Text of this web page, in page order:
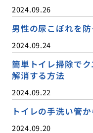
2024.09.26
男性の尿こぼれを
2024.09.24
簡単トイレ掃除で
解消する方法
2024.09.22
トイレの手洗い管
2024.09.20